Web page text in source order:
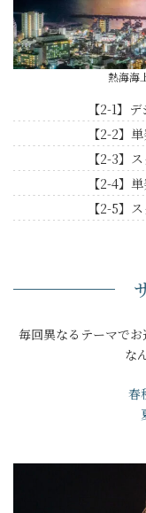
熱海海
【2-1】
【2-2】
【2-3】
【2-4】
【2-5】
毎回異なるテーマで
な
春